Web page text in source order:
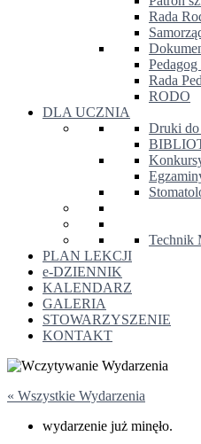
Rada
Rada
RODO
DLA UCZNIA
Druki do
Technik
PLAN LEKCJI
e-DZIENNIK
KALENDARZ
GALERIA
STOWARZYSZENIE
KONTAKT
« Wszystkie Wydarzenia
wydarzenie już minęło.